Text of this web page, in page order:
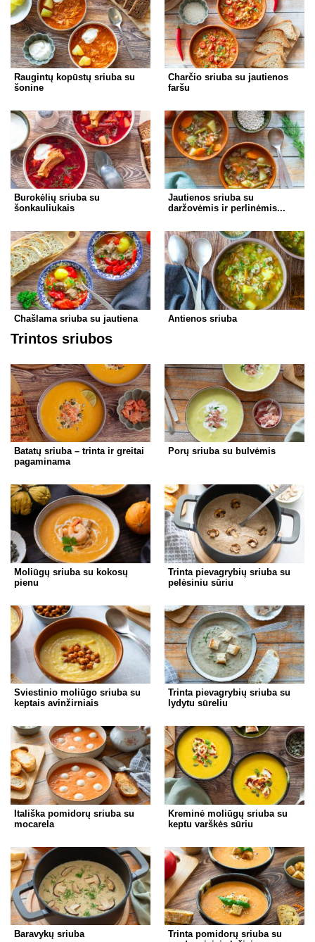
Raugintų kopūstų sriuba su
šonine
Charčio sriuba su jautienos
faršu
Burokėlių sriuba su
šonkauliukais
Jautienos sriuba su
daržovėmis ir perlinėmis...
Chašlama sriuba su jautiena Antienos sriuba
Trintos sriubos
Batatų sriuba – trinta ir greitai
pagaminama
Porų sriuba su bulvėmis
Moliūgų sriuba su kokosų
pienu
Trinta pievagrybių sriuba su
pelėsiniu sūriu
Sviestinio moliūgo sriuba su
keptais avinžirniais
Trinta pievagrybių sriuba su
lydytu sūreliu
Itališka pomidorų sriuba su
mocarela
Kreminė moliūgų sriuba su
keptu varškės sūriu
Baravykų sriuba
Trinta pomidorų sriuba su